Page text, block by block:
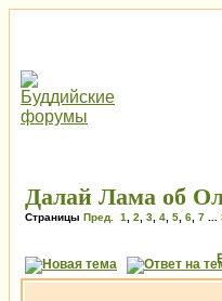
Далай Лама об
Страницы Пред. 1 2 3 4 5 6 7